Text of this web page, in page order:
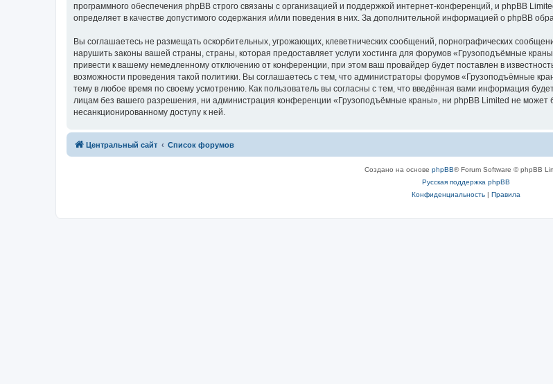
программного обеспечения phpBB строго связаны с организацией и поддержкой интернет-конференций, и phpBB
определяет в качестве допустимого содержания и/или поведения в них. За дополнительной информацией о phpBB
Вы соглашаетесь не размещать оскорбительных, угрожающих, клеветнических сообщений, порнографических
нарушить законы вашей страны, страны, которая предоставляет услуги хостинга для форумов «Грузоподъёмные
привести к вашему немедленному отключению от конференции, при этом ваш провайдер будет поставлен в
возможности проведения такой политики. Вы соглашаетесь с тем, что администраторы форумов «Грузоподъёмные
тему в любое время по своему усмотрению. Как пользователь вы согласны с тем, что введённая вами информация
лицам без вашего разрешения, ни администрация конференции «Грузоподъёмные краны», ни phpBB Limited не может
несанкционированному доступу к ней.
Центральный сайт Список форумов
Создано на основе phpBB® Forum Software © phpBB
Русская поддержка phpBB
Конфиденциальность| Правила